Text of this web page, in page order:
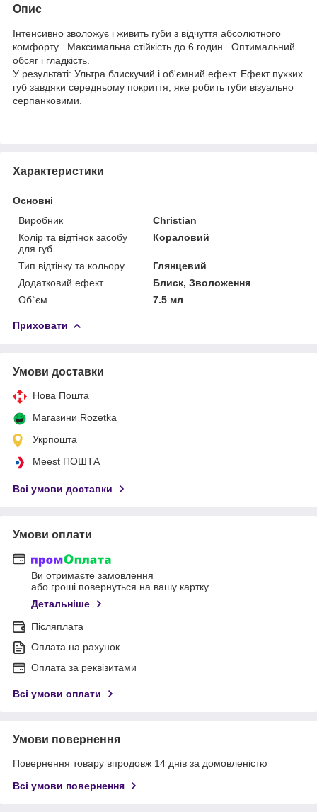
Опис
Інтенсивно зволожує і живить губи з відчуття абсолютного
комфорту . Максимальна стійкість до 6 годин . Оптимальний
обсяг і гладкість.
У результаті: Ультра блискучий і об'ємний ефект. Ефект пухких
губ завдяки середньому покриття, яке робить губи візуально
серпанковими.
Характеристики
Основні
Виробник
Christian
Колір та відтінок засобу
для губ
Кораловий
Тип відтінку та кольору
Глянцевий
Додатковий ефект
Блиск, Зволоження
Об`єм
7.5 мл
Приховати
Умови доставки
Нова Пошта
Магазини Rozetka
Укрпошта
Meest ПОШТА
Всі умови доставки
Умови оплати
Ви отримаєте замовлення
або гроші повернуться на вашу картку
Детальніше
Післяплата
Оплата на рахунок
Оплата за реквізитами
Всі умови оплати
Умови повернення
Повернення товару впродовж 14 днів за домовленістю
Всі умови повернення